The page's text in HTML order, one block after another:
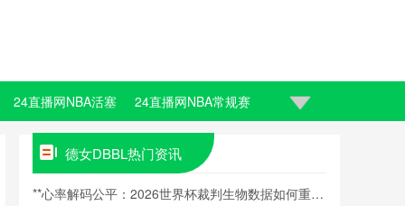
24直播网NBA活塞 24直播网NBA常规赛
德女DBBL热门资讯
**心率解码公平：2026世界杯裁判生物数据如何重塑